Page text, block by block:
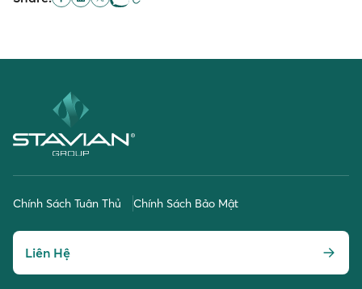
Chính Sách Tuân Thủ Chính Sách Bảo Mật
Liên Hệ